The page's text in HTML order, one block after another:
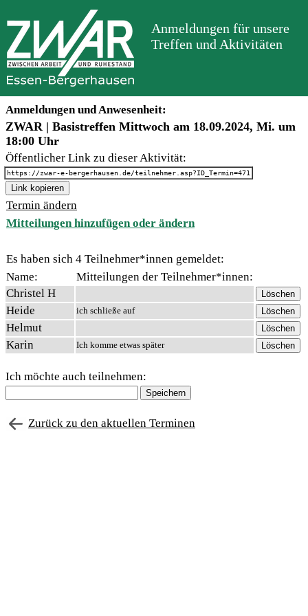
Anmeldungen für unsere
Treffen und Aktivitäten
Anmeldungen und Anwesenheit:
ZWAR | Basistreffen Mittwoch am 18.09.2024, Mi. um
18:00 Uhr
Öffentlicher Link zu dieser Aktivität:
https://zwar-e-bergerhausen.de/teilnehmer.asp?ID_Termin=471
Link kopieren
Termin ändern
Mitteilungen hinzufügen oder ändern
Es haben sich 4 Teilnehmer*innen gemeldet:
Name:
Mitteilungen der Teilnehmer*innen:
Christel H
Heide
ich schließe auf
Helmut
Karin
Ich komme etwas später
Ich möchte auch teilnehmen:
Zurück zu den aktuellen Terminen